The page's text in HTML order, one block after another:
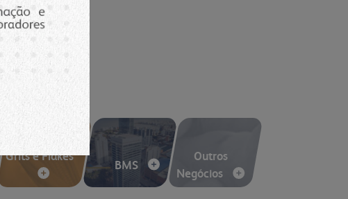
voltar para inicial
Grits e Flakes
BMS
Outros
Negócios